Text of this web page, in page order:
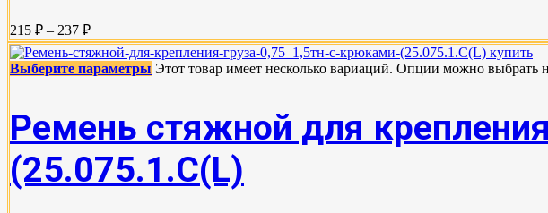
215 ₽ – 237 ₽
Выберите параметры Этот товар имеет несколько вариаций. Опции можно выбрать
Ремень стяжной для
(25.075.1.С(L)